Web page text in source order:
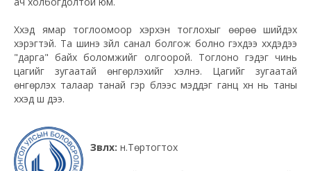
Хүүхэд ямар тоглоомоор хэрхэн тоглохыг өөрөө шийдэх
хэрэгтэй. Та шинэ зүйл санал болгож болно гэхдээ хүүхдэдээ
"дарга" байх боломжийг олгоорой. Тоглоно гэдэг чинь
цагийг зугаатай өнгөрүүлэхийг хэлнэ. Цагийг зугаатай
өнгөрүүлэх талаар танай гэр бүлээс мэддэг ганц хүн нь таны
хүүхэд шүү дээ.
Зөвлөх: н.Төртогтох